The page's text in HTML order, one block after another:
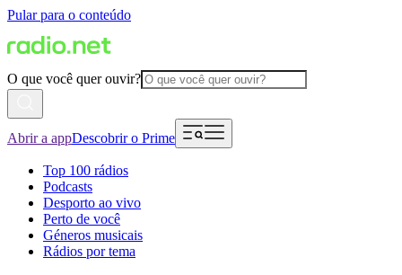
Pular para o conteúdo
O que você quer ouvir?
Abrir a appDescobrir o Prime
Top 100 rádios
Podcasts
Desporto ao vivo
Perto de você
Géneros musicais
Rádios por tema